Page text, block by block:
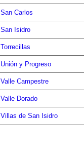
San Carlos
San Isidro
Torrecillas
Unión y Progreso
Valle Campestre
Valle Dorado
Villas de San Isidro